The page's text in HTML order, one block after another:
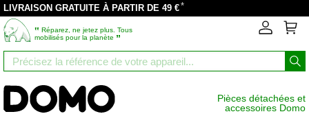
LIVRAISON GRATUITE À PARTIR DE 49 €*
‟ Réparez, ne jetez plus. Tous
mobilisés pour la planète ”
Pièces détachées et
accessoires Domo